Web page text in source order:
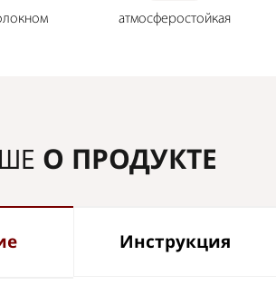
атмосферостойкая
О ПРОДУКТЕ
Инструкция